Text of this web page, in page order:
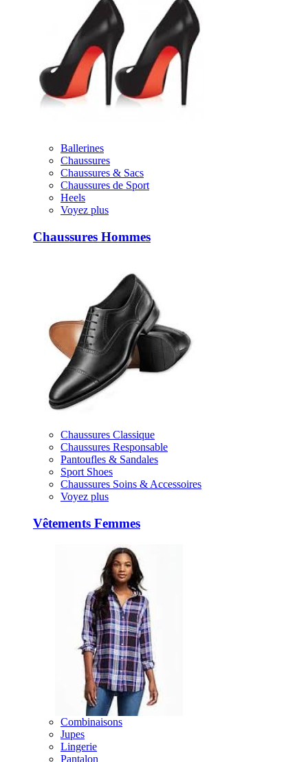
Ballerines
Chaussures
Chaussures & Sacs
Chaussures de Sport
Heels
Voyez plus
Chaussures Hommes
Chaussures Classique
Chaussures Responsable
Pantoufles & Sandales
Sport Shoes
Chaussures Soins & Accessoires
Voyez plus
Vêtements Femmes
Combinaisons
Jupes
Lingerie
Pantalon